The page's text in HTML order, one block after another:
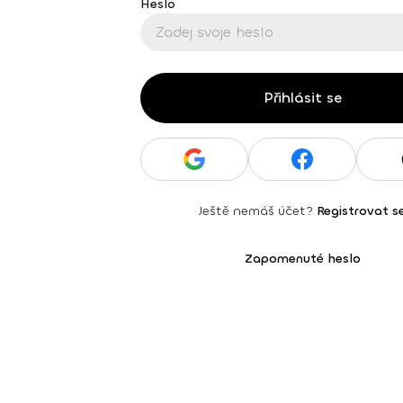
Heslo
Přihlásit se
Ještě nemáš účet? Registrovat
Zapomenuté heslo